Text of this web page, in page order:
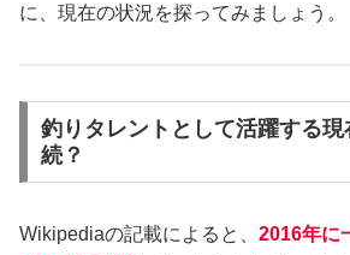
に、現在の状況を探ってみましょう。
釣りタレントとして活躍する
続？
Wikipediaの記載によると、 2016年に